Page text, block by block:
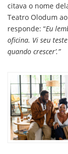
citava o nome
Teatro Olodum
responde: “Eu
oficina. Vi seu
quando crescer’.”